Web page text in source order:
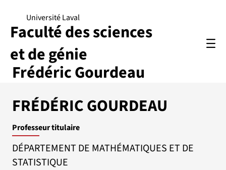
Frédéric Gourdeau
Université Laval
Faculté des sciences
et de génie
FRÉDÉRIC GOURDEAU
Professeur titulaire
DÉPARTEMENT DE MATHÉMATIQUES ET DE
STATISTIQUE